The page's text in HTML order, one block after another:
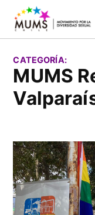
Saltar
contenido
CATEGORÍA:
MUMS